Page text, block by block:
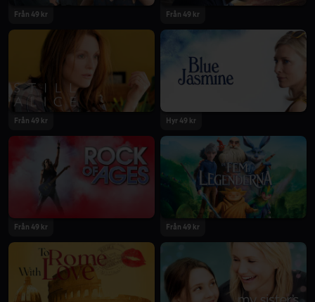
Från 49 kr Från 49 kr
Från 49 kr Hyr 49 kr
Från 49 kr Från 49 kr